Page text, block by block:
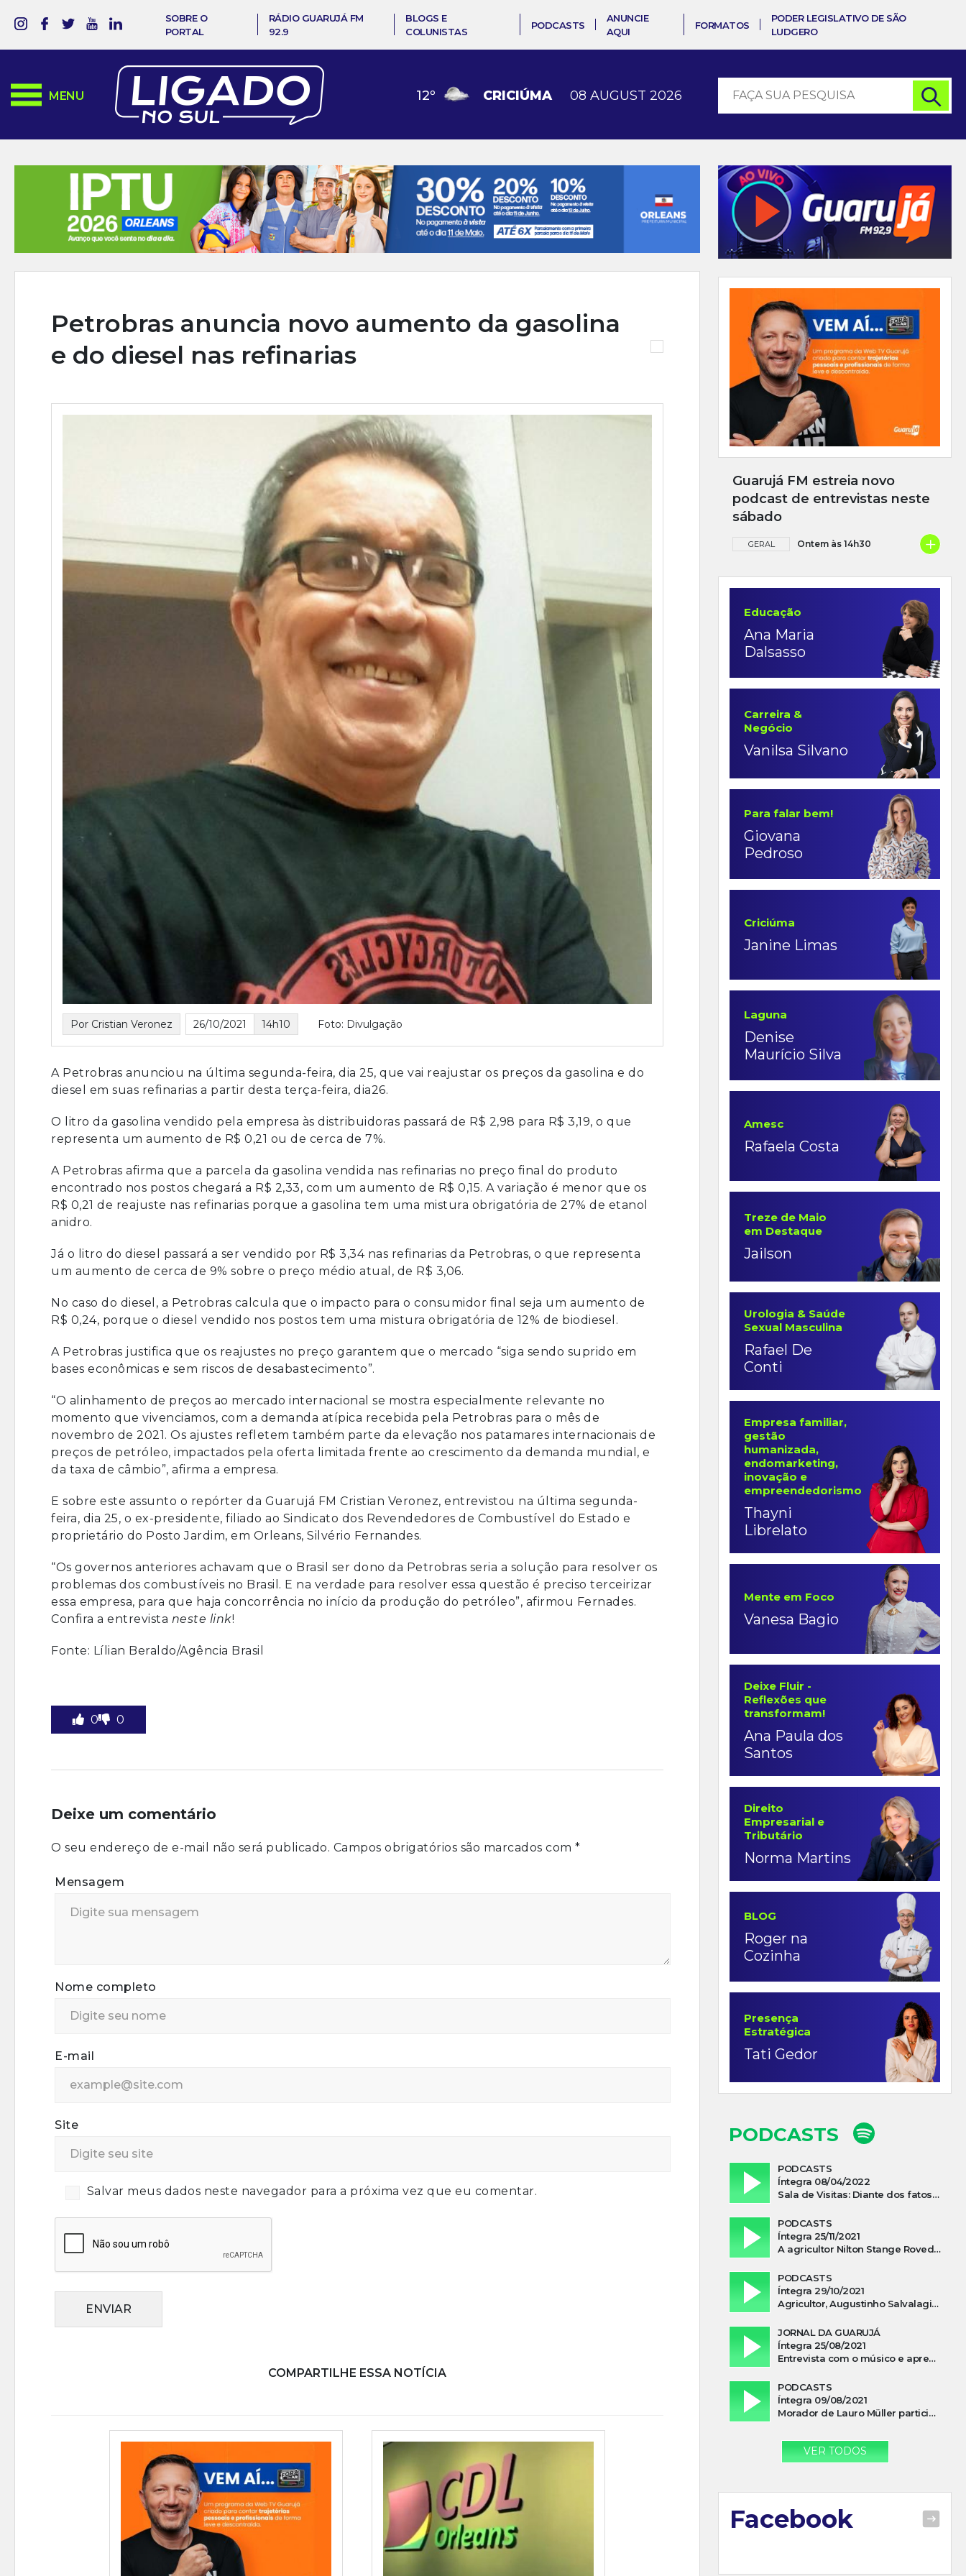
SOBRE O
PORTAL
RÁDIO GUARUJÁ FM
92.9
BLOGS E
COLUNISTAS
PODCASTS
ANUNCIE
AQUI
FORMATOS
PODER LEGISLATIVO DE SÃO
LUDGERO
MENU 12º CRICIÚMA 08 AUGUST 2026
Petrobras anuncia novo aumento da gasolina
e do diesel nas refinarias
Por Cristian Veronez 26/10/2021 14h10 Foto: Divulgação
A Petrobras anunciou na última segunda-feira, dia 25, que vai reajustar os preços da gasolina e do
diesel em suas refinarias a partir desta terça-feira, dia26.
O litro da gasolina vendido pela empresa às distribuidoras passará de R$ 2,98 para R$ 3,19, o que
representa um aumento de R$ 0,21 ou de cerca de 7%.
A Petrobras afirma que a parcela da gasolina vendida nas refinarias no preço final do produto
encontrado nos postos chegará a R$ 2,33, com um aumento de R$ 0,15. A variação é menor que os
R$ 0,21 de reajuste nas refinarias porque a gasolina tem uma mistura obrigatória de 27% de etanol
anidro.
Já o litro do diesel passará a ser vendido por R$ 3,34 nas refinarias da Petrobras, o que representa
um aumento de cerca de 9% sobre o preço médio atual, de R$ 3,06.
No caso do diesel, a Petrobras calcula que o impacto para o consumidor final seja um aumento de
R$ 0,24, porque o diesel vendido nos postos tem uma mistura obrigatória de 12% de biodiesel.
A Petrobras justifica que os reajustes no preço garantem que o mercado “siga sendo suprido em
bases econômicas e sem riscos de desabastecimento”.
“O alinhamento de preços ao mercado internacional se mostra especialmente relevante no
momento que vivenciamos, com a demanda atípica recebida pela Petrobras para o mês de
novembro de 2021. Os ajustes refletem também parte da elevação nos patamares internacionais de
preços de petróleo, impactados pela oferta limitada frente ao crescimento da demanda mundial, e
da taxa de câmbio”, afirma a empresa.
E sobre este assunto o repórter da Guarujá FM Cristian Veronez, entrevistou na última segunda-
feira, dia 25, o ex-presidente, filiado ao Sindicato dos Revendedores de Combustível do Estado e
proprietário do Posto Jardim, em Orleans, Silvério Fernandes.
“Os governos anteriores achavam que o Brasil ser dono da Petrobras seria a solução para resolver os
problemas dos combustíveis no Brasil. E na verdade para resolver essa questão é preciso terceirizar
essa empresa, para que haja concorrência no início da produção do petróleo”, afirmou Fernades.
Confira a entrevista neste link!
Fonte: Lílian Beraldo/Agência Brasil
0 0
Deixe um comentário
O seu endereço de e-mail não será publicado. Campos obrigatórios são marcados com *
Mensagem
Nome completo
E-mail
Site
Salvar meus dados neste navegador para a próxima vez que eu comentar.
ENVIAR
COMPARTILHE ESSA NOTÍCIA
Guarujá FM estreia novo
podcast de entrevistas neste
sábado
GERAL Ontem às 14h30 +
Educação
Ana Maria
Dalsasso
Carreira &
Negócio
Vanilsa Silvano
Para falar bem!
Giovana
Pedroso
Criciúma
Janine Limas
Laguna
Denise
Maurício Silva
Amesc
Rafaela Costa
Treze de Maio
em Destaque
Jailson
Urologia & Saúde
Sexual Masculina
Rafael De
Conti
Empresa familiar,
gestão
humanizada,
endomarketing,
inovação e
empreendedorismo
Thayni
Librelato
Mente em Foco
Vanesa Bagio
Deixe Fluir -
Reflexões que
transformam!
Ana Paula dos
Santos
Direito
Empresarial e
Tributário
Norma Martins
BLOG
Roger na
Cozinha
Presença
Estratégica
Tati Gedor
PODCASTS
PODCASTS
Íntegra 08/04/2022
Sala de Visitas: Diante dos fatos que influenciam a economia o que podemos esperar de 2022
PODCASTS
Íntegra 25/11/2021
A agricultor Nilton Stange Roveda, afirma ter recebido ajuda espiritual durante acidente
PODCASTS
Íntegra 29/10/2021
Agricultor, Augustinho Salvalagio, relata sobre aparição do Cavaleiro Negro no Rio das Furnas
JORNAL DA GUARUJÁ
Íntegra 25/08/2021
Entrevista com o músico e apresentador, Lismael Ferrareis, no Cidade e Campo
PODCASTS
Íntegra 09/08/2021
Morador de Lauro Müller participa de motociata em apoio a Bolsonaro
VER TODOS
Facebook